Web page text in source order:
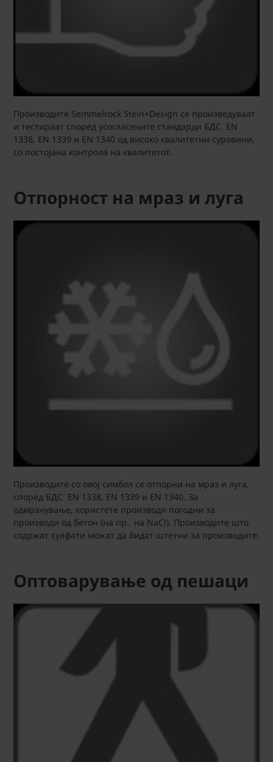
Производите Semmelrock Stein+Design се произведуваат
и тестираат според усогласените стандарди БДС EN
1338, EN 1339 и EN 1340 од високо квалитетни суровини,
со постојана контрола на квалитетот.
Отпорност на мраз и луга
Производите со овој симбол се отпорни на мраз и луга,
според БДС EN 1338, EN 1339 и EN 1340. За
одмрзнување, користете производи погодни за
производи од бетон (на пр. на NaCl). Производите што
содржат сулфати можат да бидат штетни за производите.
Оптоварување од пешаци